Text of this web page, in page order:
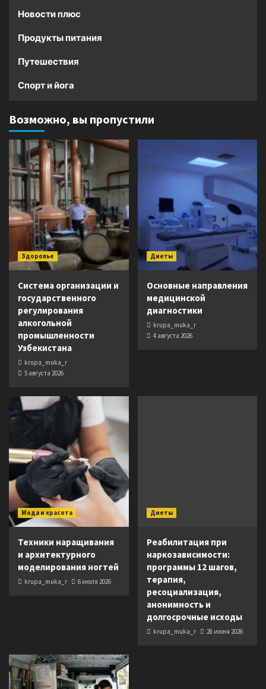
Новости плюс
Продукты питания
Путешествия
Спорт и йога
Возможно, вы пропустили
Здоровье
Система организации и
государственного
регулирования
алкогольной
промышленности
Узбекистана
krupa_muka_r
5 августа 2026
Диеты
Основные направления
медицинской
диагностики
krupa_muka_r
4 августа 2026
Мода и красота
Техники наращивания
и архитектурного
моделирования ногтей
krupa_muka_r 6 июля 2026
Диеты
Реабилитация при
наркозависимости:
программы 12 шагов,
терапия,
ресоциализация,
анонимность и
долгосрочные исходы
krupa_muka_r 28 июня 2026